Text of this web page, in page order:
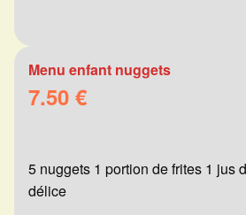
Menu enfant nuggets
7.50 €
5 nuggets 1 portion de frites 1 jus
délice